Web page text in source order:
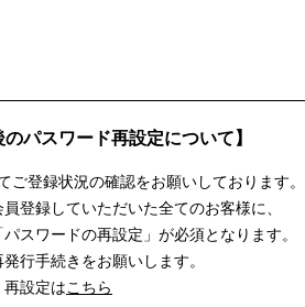
のパスワード再設定について】
ご登録状況の確認をお願いしております。
員登録していただいた全てのお客様に、
スワードの再設定」が必須となります。
行手続きをお願いします。
再設定はこちら